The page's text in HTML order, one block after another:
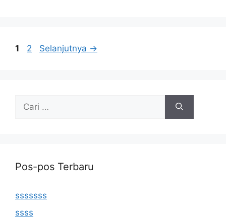
Halaman
1 Halaman
2 Selanjutnya →
Cari
Pos-pos Terbaru
sssssss
ssss